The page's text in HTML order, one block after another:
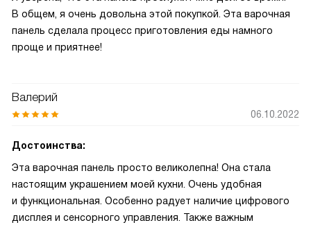
В общем, я очень довольна этой покупкой. Эта варочная
панель сделала процесс приготовления еды намного
проще и приятнее!
Валерий
06.10.2022
Достоинства:
Эта варочная панель просто великолепна! Она стала
настоящим украшением моей кухни. Очень удобная
и функциональная. Особенно радует наличие цифрового
дисплея и сенсорного управления. Также важным